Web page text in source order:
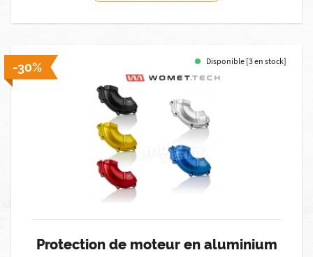
-30% Disponible [3 en stock]
Protection de moteur en aluminium